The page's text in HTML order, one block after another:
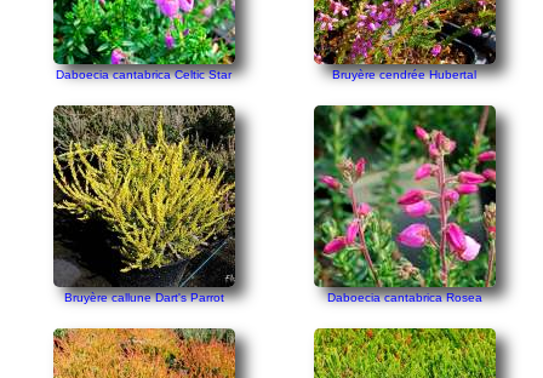
Daboecia cantabrica Celtic Star Bruyère cendrée Hubertal
Bruyère callune Dart's Parrot Daboecia cantabrica Rosea